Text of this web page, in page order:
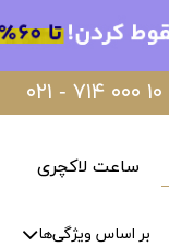
۰۲۱ - ۷۱۴ ۰۰۰ ۱۰
ساعت لاکچری
بر اساس ویژگی‌ها